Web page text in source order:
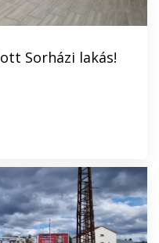
Sorházi lakás!